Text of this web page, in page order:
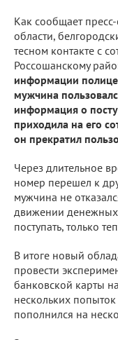
Как сообщает
области,
тесном контакте с
Россошанскому
информации
мужчина
информация о
приходила на его
он прекратил
Через длительное
номер перешел к
мужчина не
движении денежных
поступать, только
В итоге новый
провести
банковской карты
нескольких попыток
пополнился на